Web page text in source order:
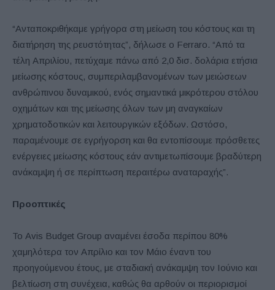
“Ανταποκριθήκαμε γρήγορα στη μείωση του κόστους και τη
διατήρηση της ρευστότητας”, δήλωσε ο Ferraro. “Από τα
τέλη Απριλίου, πετύχαμε πάνω από 2,0 δισ. δολάρια ετήσια
μείωσης κόστους, συμπεριλαμβανομένων των μειώσεων
ανθρώπινου δυναμικού, ενός σημαντικά μικρότερου στόλου
οχημάτων και της μείωσης όλων των μη αναγκαίων
χρηματοδοτικών και λειτουργικών εξόδων. Ωστόσο,
παραμένουμε σε εγρήγορση και θα εντοπίσουμε πρόσθετες
ενέργειες μείωσης κόστους εάν αντιμετωπίσουμε βραδύτερη
ανάκαμψη ή σε περίπτωση περαιτέρω αναταραχής”.
Προοπτικές
Το Avis Budget Group αναμένει έσοδα περίπου 80%
χαμηλότερα τον Απρίλιο και τον Μάιο έναντι του
προηγούμενου έτους, με σταδιακή ανάκαμψη τον Ιούνιο και
βελτίωση στη συνέχεια, καθώς θα αρθούν οι περιορισμοί